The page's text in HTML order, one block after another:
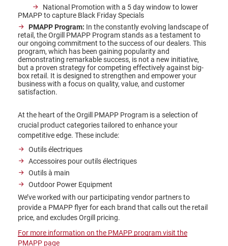
National Promotion with a 5 day window to lower
PMAPP to capture Black Friday Specials
PMAPP Program: In the constantly evolving landscape of
retail, the Orgill PMAPP Program stands as a testament to
our ongoing commitment to the success of our dealers. This
program, which has been gaining popularity and
demonstrating remarkable success, is not a new initiative,
but a proven strategy for competing effectively against big-
box retail. It is designed to strengthen and empower your
business with a focus on quality, value, and customer
satisfaction.
At the heart of the Orgill PMAPP Program is a selection of
crucial product categories tailored to enhance your
competitive edge. These include:
Outils électriques
Accessoires pour outils électriques
Outils à main
Outdoor Power Equipment
We’ve worked with our participating vendor partners to
provide a PMAPP flyer for each brand that calls out the retail
price, and excludes Orgill pricing.
For more information on the PMAPP program visit the
PMAPP page